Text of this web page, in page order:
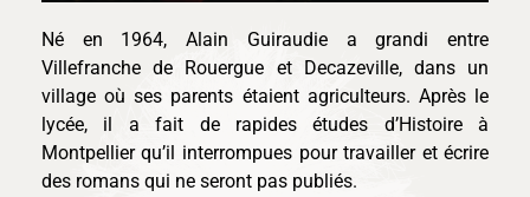
Né en 1964, Alain Guiraudie a grandi entre
Villefranche de Rouergue et Decazeville, dans un
village où ses parents étaient agriculteurs. Après le
lycée, il a fait de rapides études d’Histoire à
Montpellier qu’il interrompues pour travailler et écrire
des romans qui ne seront pas publiés.